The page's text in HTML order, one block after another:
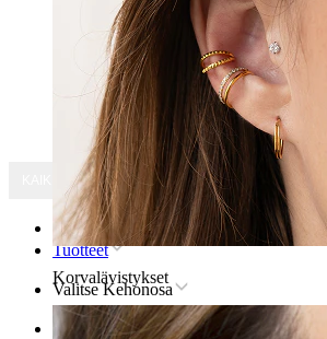
Korvalävistykset
KAIKKI KORUT -15 %
Etusivu
Tuotteet
Valitse Kehonosa
Korva